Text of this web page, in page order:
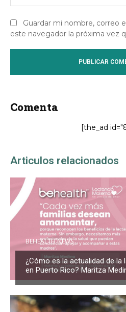
Guardar mi nombre, correo
este navegador la próxima vez
Comenta
[the_ad
Articulos relacionados
BEHEALTH NEWS
¿Cómo es la actualidad de la
en Puerto Rico? Maritza